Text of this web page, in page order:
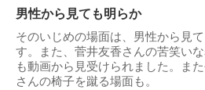
男性から見ても明らか
そのいじめの場面は、男性から見
す。また、菅井友香さんの苦笑い
も動画から見受けられました。ま
さんの椅子を蹴る場面も。